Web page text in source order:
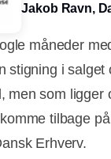
Jakob Ravn,
måneder
stigning i salget
men som
tilbage
Erhverv.